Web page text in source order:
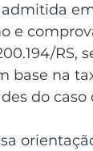
e
base na
do caso